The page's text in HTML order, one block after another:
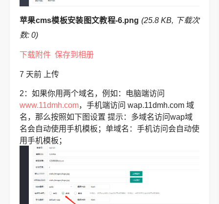
苹果cms模板安装图文教程-6.png (25.8 KB, 下载次
数: 0)
下载附件 保存到相册
7 天前 上传
2：如果你用两个域名，例如：电脑端访问
www.11dmh.com，手机端访问 wap.11dmh.com 域
名，那么按照如下图设置 提示：多域名访问wap域
名会自动使用手机模板；单域名：手机访问会自动使
用手机模板；